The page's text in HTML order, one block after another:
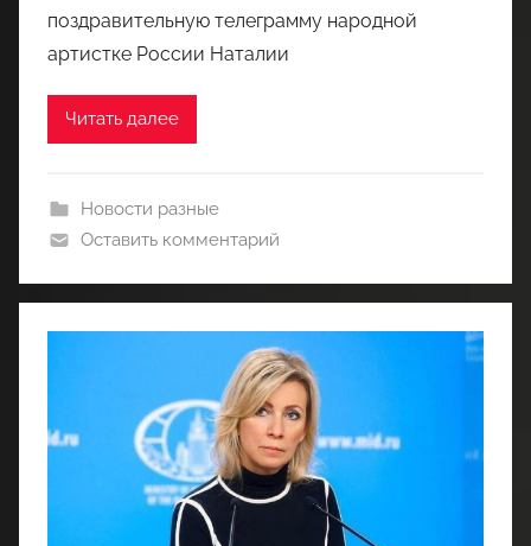
поздравительную телеграмму народной
артистке России Наталии
Читать далее
Новости разные
Оставить комментарий